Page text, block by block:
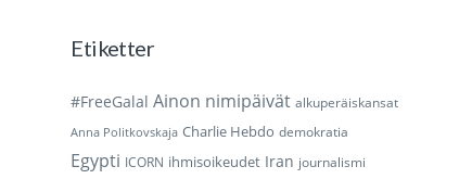
Etiketter
#FreeGalal Ainon nimipäivät alkuperäiskansat
Anna Politkovskaja Charlie Hebdo demokratia
Egypti ICORN ihmisoikeudet Iran journalismi